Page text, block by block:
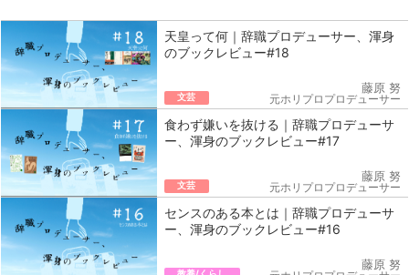
天皇って何｜辞職プロデューサー、渾身
のブックレビュー#18
文芸
藤原 努
元ホリプロプロデューサー
食わず嫌いを抜ける｜辞職プロデューサ
ー、渾身のブックレビュー#17
文芸
藤原 努
元ホリプロプロデューサー
センスのある本とは｜辞職プロデューサ
ー、渾身のブックレビュー#16
藤原 努